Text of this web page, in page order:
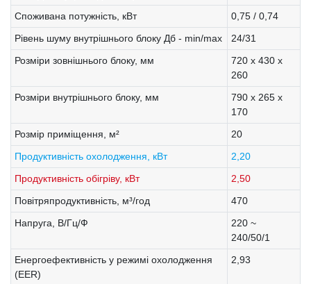
Споживана потужність, кВт
0,75 / 0,74
Рівень шуму внутрішнього блоку Дб - min/max
24/31
Розміри зовнішнього блоку, мм
720 x 430 x
260
Розміри внутрішнього блоку, мм
790 x 265 x
170
Розмір приміщення, м²
20
Продуктивність охолодження, кВт
2,20
Продуктивність обігріву, кВт
2,50
Повітряпродуктивність, м³/год
470
Напруга, В/Гц/Ф
220 ~
240/50/1
Енергоефективність у режимі охолодження
(EER)
2,93